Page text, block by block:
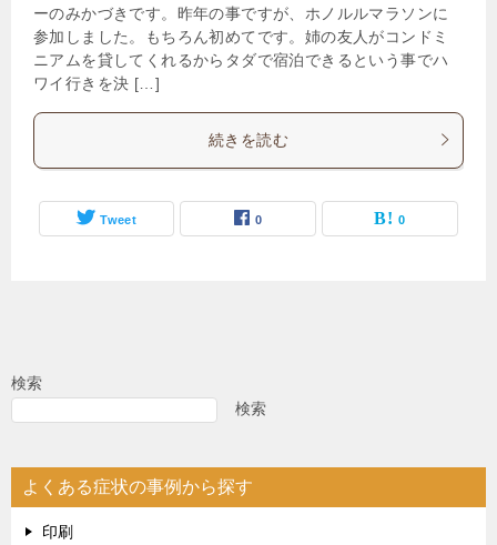
ーのみかづきです。昨年の事ですが、ホノルルマラソンに
参加しました。もちろん初めてです。姉の友人がコンドミ
ニアムを貸してくれるからタダで宿泊できるという事でハ
ワイ行きを決 […]
続きを読む
Tweet 0 0
検索
検索
よくある症状の事例から探す
印刷